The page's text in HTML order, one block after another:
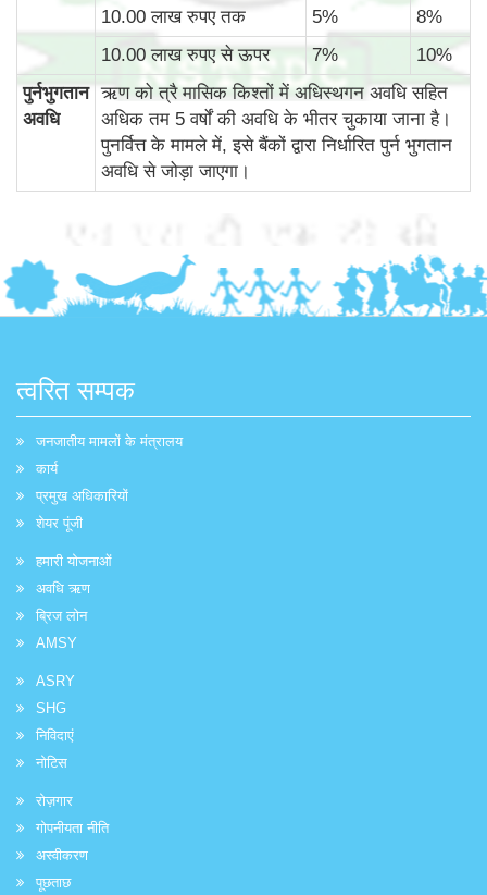
10.00 लाख रुपए तक 5%
8%
10.00 लाख रुपए से ऊपर
7%
10%
पुर्नभुगतान
अवधि
ऋण को त्रै मासिक किश्तों में अधिस्थगन अवधि सहित
अधिक तम 5 वर्षों की अवधि के भीतर चुकाया जाना है।
पुनर्वित्त के मामले में, इसे बैंकों द्वारा निर्धारित पुर्न भुगतान
अवधि से जोड़ा जाएगा।
त्वरित सम्पक
जनजातीय मामलों के मंत्रालय
कार्य
प्रमुख अधिकारियों
शेयर पूंजी
हमारी योजनाओं
अवधि ऋण
ब्रिज लोन
AMSY
ASRY
SHG
निविदाएं
नोटिस
रोज़गार
गोपनीयता नीति
अस्वीकरण
पूछताछ